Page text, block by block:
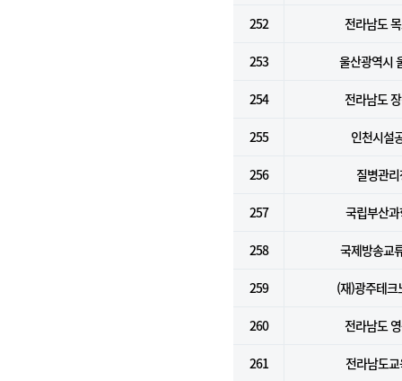
252 전라남도
253 울산광역시
254 전라남도
255 인천시설
256 질병관
257 국립부산
258 국제방송교
259 (재)광주테크
260 전라남도
261 전라남도